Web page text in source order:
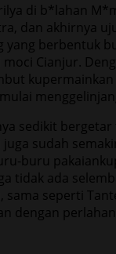
di b*lahan
dan akhirnya
yang berbentuk
Cianjur.
sedikit
sudah
buru
tidak ada
seperti
dengan